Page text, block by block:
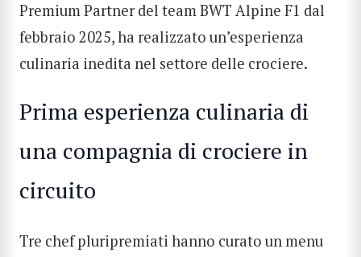
Premium Partner del team BWT Alpine F1 dal
febbraio 2025, ha realizzato un’esperienza
culinaria inedita nel settore delle crociere.
Prima esperienza culinaria di
una compagnia di crociere in
circuito
Tre chef pluripremiati hanno curato un menu